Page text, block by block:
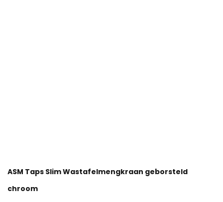
ASM Taps Slim Wastafelmengkraan geborsteld
chroom